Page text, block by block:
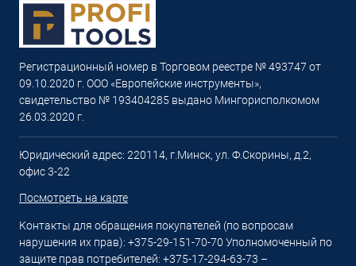
Регистрационный номер в Торговом реестре № 493747 от
09.10.2020 г. ООО «Европейские инструменты»,
свидетельство № 193404285 выдано Мингорисполкомом
26.03.2020 г.
Юридический адрес: 220114, г.Минск, ул. Ф.Скорины, д.2,
офис 3-22
Посмотреть на карте
Контакты для обращения покупателей (по вопросам
нарушения их прав): +375-29-151-70-70 Уполномоченный по
защите прав потребителей: +375-17-294-63-73 –